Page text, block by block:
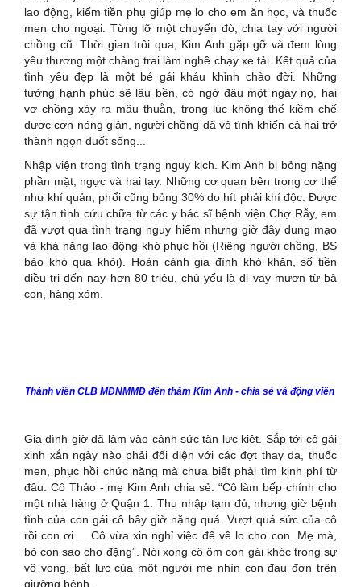
lao động, kiếm tiền phụ giúp mẹ lo cho em ăn học, và thuốc
men cho ngoại. Từng lỡ một chuyến đò, chia tay với người
chồng cũ. Thời gian trôi qua, Kim Anh gặp gỡ và đem lòng
yêu thương một chàng trai làm nghề chạy xe tải. Kết quả của
tình yêu đẹp là một bé gái kháu khỉnh chào đời. Những
tưởng hạnh phúc sẽ lâu bền, có ngờ đâu một ngày nọ, hai
vợ chồng xảy ra mâu thuẫn, trong lúc không thể kiềm chế
được cơn nóng giận, người chồng đã vô tình khiến cả hai trở
thành ngọn đuốt sống...
Nhập viện trong tình trạng nguy kịch. Kim Anh bị bỏng nặng
phần mặt, ngực và hai tay. Những cơ quan bên trong cơ thể
như khí quản, phổi cũng bỏng 30% do hít phải khí độc. Được
sự tận tình cứu chữa từ các y bác sĩ bệnh viện Chợ Rẫy, em
đã vượt qua tình trạng nguy hiểm nhưng giờ đây dung mạo
và khả năng lao động khó phục hồi (Riêng người chồng, BS
bảo khó qua khỏi). Hoàn cảnh gia đình khó khăn, số tiền
điều trị đến nay hơn 80 triệu, chủ yếu là đi vay mượn từ bà
con, hàng xóm.
Thành viên CLB MĐNMMĐ đến thăm Kim Anh - chia sẻ và động viên
Gia đình giờ đã lâm vào cảnh sức tàn lực kiệt. Sắp tới cô gái
xinh xắn ngày nào phải đối diện với các đợt thay da, thuốc
men, phục hồi chức năng mà chưa biết phải tìm kinh phí từ
đâu. Cô Thảo - mẹ Kim Anh chia sẻ: “Cô làm bếp chính cho
một nhà hàng ở Quận 1. Thu nhập tạm đủ, nhưng giờ bệnh
tình của con gái cô bây giờ nặng quá. Vượt quá sức của cô
rồi con ơi.... Cô vừa xin nghỉ việc để về lo cho con. Mẹ mà,
bỏ con sao cho đặng”. Nói xong cô ôm con gái khóc trong sự
vô vọng, bất lực của một người mẹ nhìn con đau đơn trên
giường bệnh.